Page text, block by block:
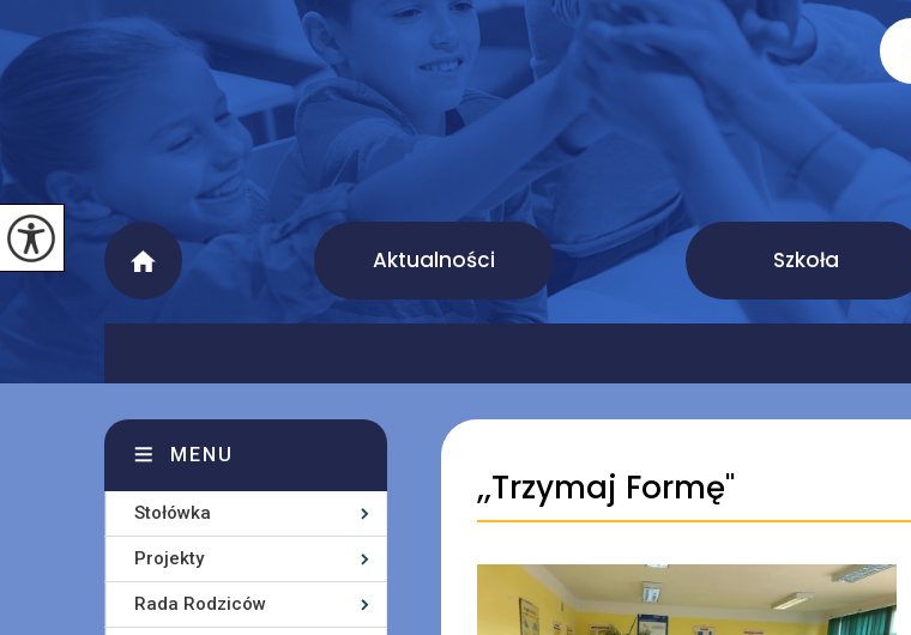
Aktualności Szkoła
,,Trzymaj Formę''
MENU
Stołówka
Projekty
Rada Rodziców